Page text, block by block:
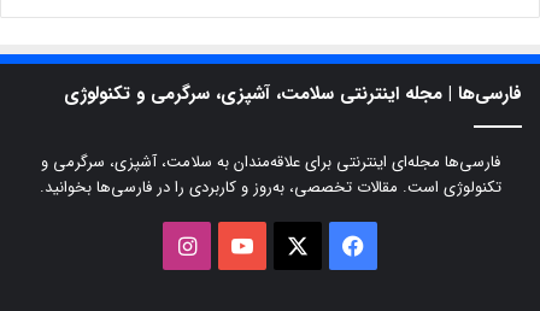
فارسی‌ها | مجله اینترنتی سلامت، آشپزی، سرگرمی و تکنولوژی
فارسی‌ها مجله‌ای اینترنتی برای علاقه‌مندان به سلامت، آشپزی، سرگرمی و
تکنولوژی است. مقالات تخصصی، به‌روز و کاربردی را در فارسی‌ها بخوانید.
فیسبوک یوتیوب